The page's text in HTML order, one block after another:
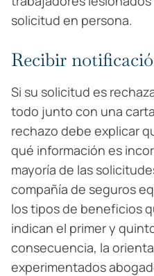
solicitud en persona.
Recibir
Si su solicitud es
todo junto con una
rechazo debe explicar
qué información es
mayoría de las
compañía de seguros
los tipos de beneficios
indican el primer y
consecuencia, la
experimentados